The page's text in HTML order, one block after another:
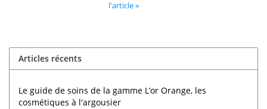
l'article »
Articles récents
Le guide de soins de la gamme L’or Orange, les
cosmétiques à l'argousier